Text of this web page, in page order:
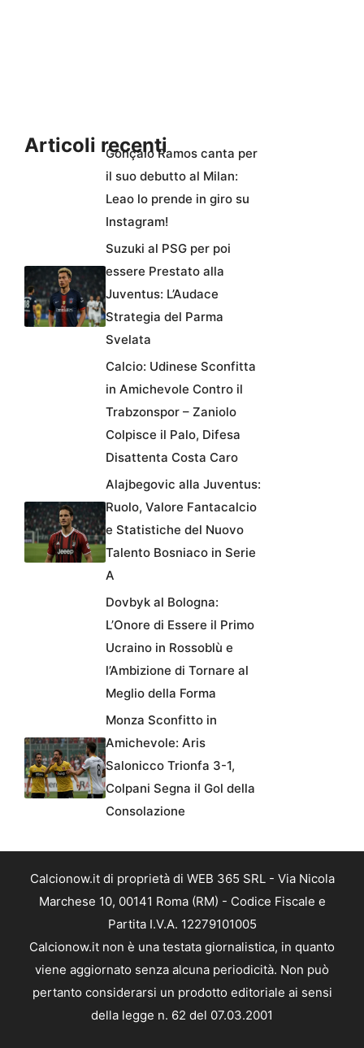
Articoli recentiGonçalo Ramos canta per
il suo debutto al Milan:
Leao lo prende in giro su
Instagram!
Suzuki al PSG per poi
essere Prestato alla
Juventus: L’Audace
Strategia del Parma
Svelata
Calcio: Udinese Sconfitta
in Amichevole Contro il
Trabzonspor – Zaniolo
Colpisce il Palo, Difesa
Disattenta Costa Caro
Alajbegovic alla Juventus:
Ruolo, Valore Fantacalcio
e Statistiche del Nuovo
Talento Bosniaco in Serie
A
Dovbyk al Bologna:
L’Onore di Essere il Primo
Ucraino in Rossoblù e
l’Ambizione di Tornare al
Meglio della Forma
Monza Sconfitto in
Amichevole: Aris
Salonicco Trionfa 3-1,
Colpani Segna il Gol della
Consolazione
Calcionow.it di proprietà di WEB 365 SRL - Via Nicola
Marchese 10, 00141 Roma (RM) - Codice Fiscale e
Partita I.V.A. 12279101005
Calcionow.it non è una testata giornalistica, in quanto
viene aggiornato senza alcuna periodicità. Non può
pertanto considerarsi un prodotto editoriale ai sensi
della legge n. 62 del 07.03.2001